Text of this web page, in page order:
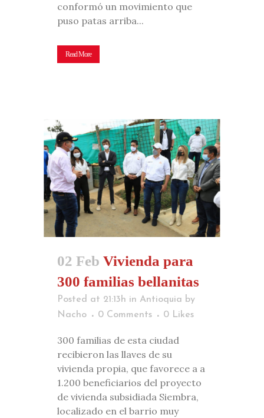
conformó un movimiento que
puso patas arriba...
Read More
02 Feb Vivienda para
300 familias bellanitas
Posted at 21:13h in Antioquia by
Nacho
0 Comments 0 Likes
300 familias de esta ciudad
recibieron las llaves de su
vivienda propia, que favorece a a
1.200 beneficiarios del proyecto
de vivienda subsidiada Siembra,
localizado en el barrio muy